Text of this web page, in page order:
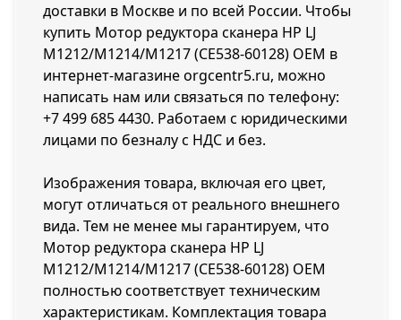
доставки в Москве и по всей России. Чтобы
купить Мотор редуктора сканера HP LJ
M1212/M1214/M1217 (CE538-60128) OEM в
интернет-магазине orgcentr5.ru, можно
написать нам или связаться по телефону:
+7 499 685 4430. Работаем с юридическими
лицами по безналу с НДС и без.
Изображения товара, включая его цвет,
могут отличаться от реального внешнего
вида. Тем не менее мы гарантируем, что
Мотор редуктора сканера HP LJ
M1212/M1214/M1217 (CE538-60128) OEM
полностью соответствует техническим
характеристикам. Комплектация товара